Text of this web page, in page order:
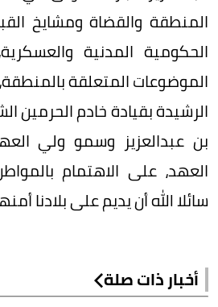
المنطقة والقضاة ومشايخ
الحكومية المدنية
الموضوعات المتعلقة
الرشيدة بقيادة خادم الحرمين
بن عبدالعزيز وسمو ولي
العهد، على الاهتمام
سائلا الله أن يديم على بلادنا
أخبار ذات صلة